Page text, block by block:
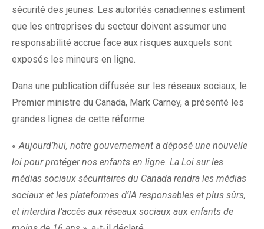
sécurité des jeunes. Les autorités canadiennes estiment
que les entreprises du secteur doivent assumer une
responsabilité accrue face aux risques auxquels sont
exposés les mineurs en ligne.
Dans une publication diffusée sur les réseaux sociaux, le
Premier ministre du Canada, Mark Carney, a présenté les
grandes lignes de cette réforme.
«Aujourd’hui, notre gouvernement a déposé une nouvelle
loi pour protéger nos enfants en ligne. La Loi sur les
médias sociaux sécuritaires du Canada rendra les médias
sociaux et les plateformes d’IA responsables et plus sûrs,
et interdira l’accès aux réseaux sociaux aux enfants de